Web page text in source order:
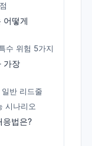
어떻게
수 위험 5가지
가장
반 리드줄
시나리오
법은?